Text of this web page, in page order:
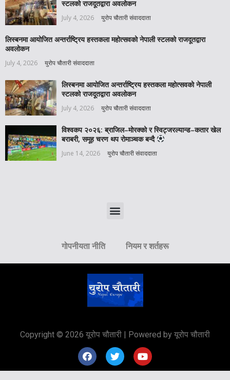
स्टलको राजदूतद्वारा अवलोकन
July 4, 2026 युरोप चौतारी संवाददाता
लिस्बनमा आयोजित अन्तर्राष्ट्रिय हस्तकला महोत्सवको नेपाली स्टलको राजदूतद्वारा
अवलोकन
July 4, 2026 युरोप चौतारी संवाददाता
लिस्बनमा आयोजित अन्तर्राष्ट्रिय हस्तकला महोत्सवको नेपाली
स्टलको राजदूतद्वारा अवलोकन
July 4, 2026 युरोप चौतारी संवाददाता
विश्वकप २०२६: ब्राजिल–मोरक्को र स्विट्जरल्यान्ड–कतार खेल
बराबरी, समूह चरण थप रोमाञ्चक बन्दै
June 14, 2026 युरोप चौतारी संवाददाता
गोपनीयता नीति नियम र शर्तहरू
Copyright © 2026 यूरोप चौतारी | Powered by यूरोप चौतारी